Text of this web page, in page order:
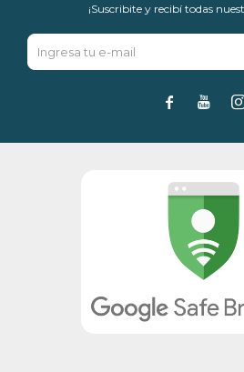
¡Suscribite y recibí todas
 